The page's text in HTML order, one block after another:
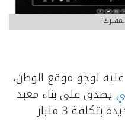
لوجو موقع الوطن،
يصدق على بناء معبد
يهودي بالعاصمة الإدارية الجديدة بتكلفة 3 مليار